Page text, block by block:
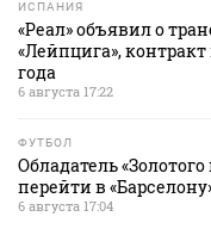
ИСПАНИЯ
«Реал» объявил о
«Лейпцига»,
года
6 августа 17:22
ФУТБОЛ
Обладатель
перейти в
6 августа 17:04